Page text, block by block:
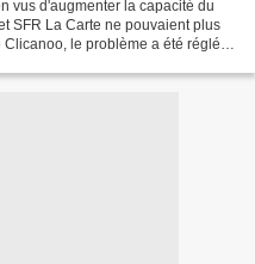
vus d'augmenter la capacité du
SFR La Carte ne pouvaient plus
le problème a été réglé